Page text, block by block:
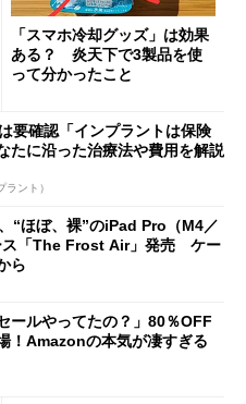
「スマホ冷却グッズ」は効果
ある？ 炎天下で3製品を使
って分かったこと
要確認「インプラントは保険
たに沿った治療法や費用を解説
ント）
“ほぼ、裸”のiPad Pro（M4／
ス「The Frost Air」発売 ケー
ら
ールやってたの？」80％OFF
！Amazonの本気が凄すぎる